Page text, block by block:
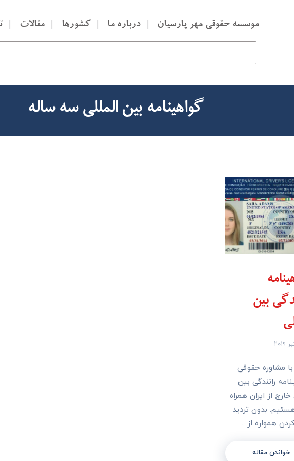
موسسه حقوقی مهر پارسیان درباره ما کشورها مقالات
گواهینامه بین المللی سه ساله
بین
با مشاوره حقوقی
رانندگی بین
خارج از ایران همراه
بدون تردید
همواره از ...
خواندن مقاله